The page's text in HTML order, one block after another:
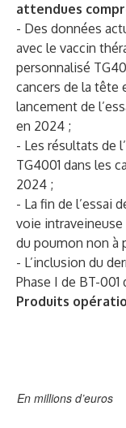
attendues
- Des données
avec le vaccin
personnalisé
cancers de la tête
lancement de
en 2024 ;
- Les résultats de
TG4001 dans les
2024 ;
- La fin de l’essai
voie
du poumon non à
- L’inclusion du
Phase I de BT-
Produits
En millions d’euros